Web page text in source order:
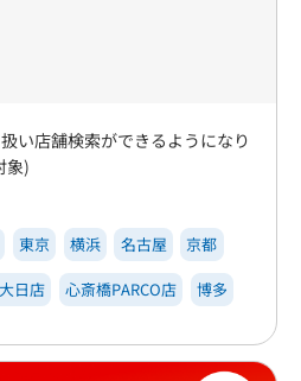
い店舗検索ができるようになり
象)
東京 横浜 名古屋
京都
日店 心斎橋PARCO店 博多